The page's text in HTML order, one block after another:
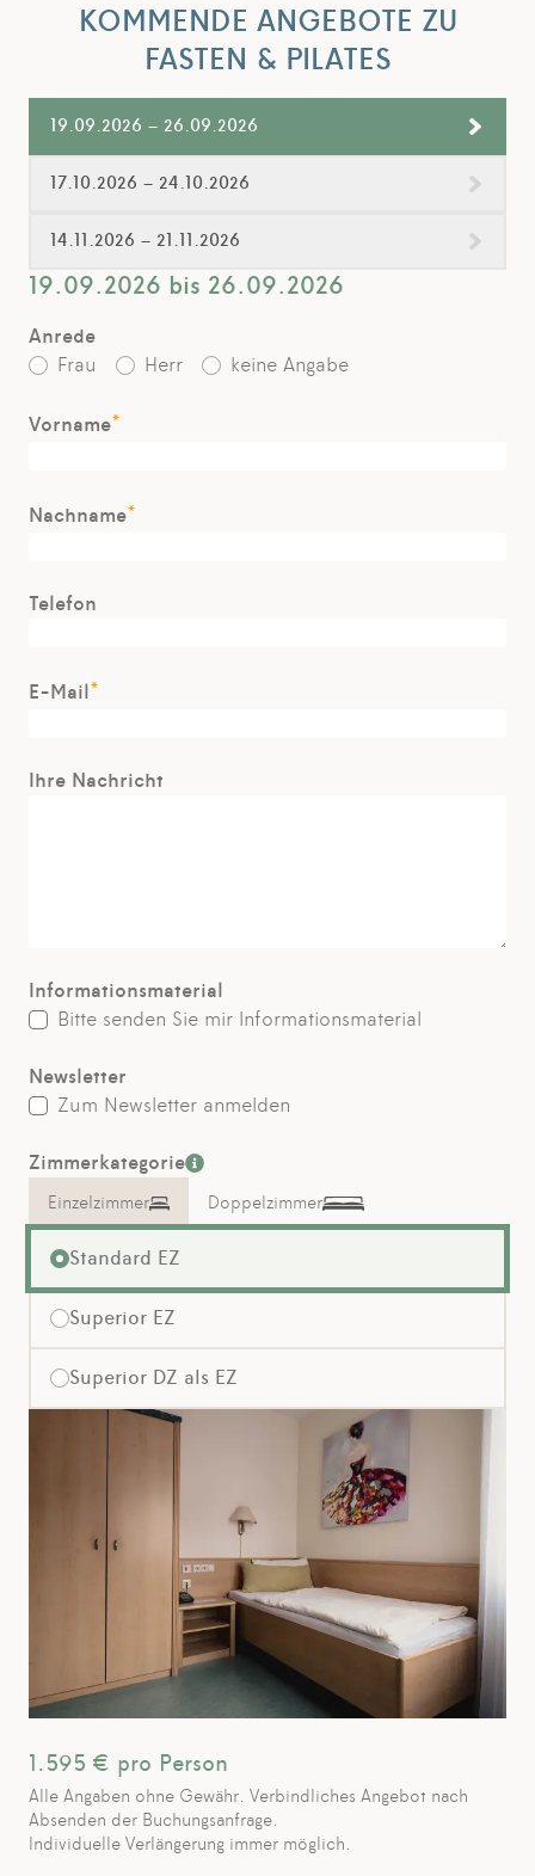
KOMMENDE ANGEBOTE ZU
FASTEN & PILATES
19.09.2026 – 26.09.2026
17.10.2026 – 24.10.2026
14.11.2026 – 21.11.2026
19.09.2026 bis 26.09.2026
Anrede
Frau Herr keine Angabe
Vorname*
Nachname*
Telefon
E-Mail*
Ihre Nachricht
Informationsmaterial
Bitte senden Sie mir Informationsmaterial
Newsletter
Zum Newsletter anmelden
Zimmerkategorie
Einzelzimmer Doppelzimmer
Standard EZ
Superior EZ
Superior DZ als EZ
1.595 € pro Person
Alle Angaben ohne Gewähr. Verbindliches Angebot nach
Absenden der Buchungsanfrage.
Individuelle Verlängerung immer möglich.